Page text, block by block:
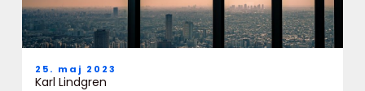
25. maj 2023
Karl Lindgren